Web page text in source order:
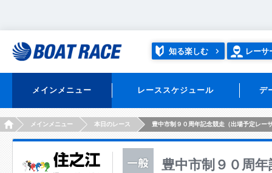
知る楽しむ レーサ
メインメニュー レーススケジュール デ
HOMEメインメニュー 本日のレース 豊中市制９０周年記念競走（出場予定レー
豊中市制９０周